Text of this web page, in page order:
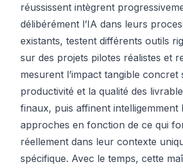
réussissent intègrent
délibérément l’IA dans leurs
existants, testent différents outils
sur des projets pilotes réalistes et
mesurent l’impact tangible concret
productivité et la qualité des
finaux, puis affinent intelligemment
approches en fonction de ce qui
réellement dans leur contexte
spécifique. Avec le temps, cette